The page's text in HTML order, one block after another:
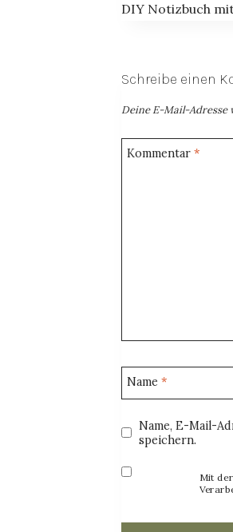
DIY Notizbuch
Schreibe einen
Deine E-Mail-
Kommentar*
Name*
Name, E-Mail-
speichern.
Mit